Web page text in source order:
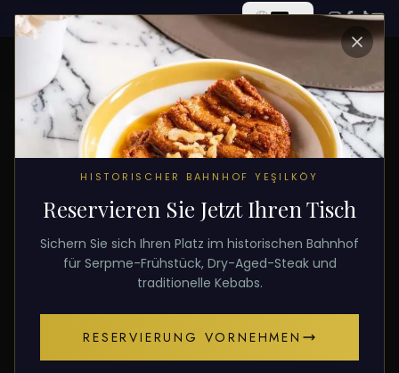
ALLE BEITRÄGE
RAMADAN 6. Februar 2026
Ramadan-Menü Istanbul
Ramadan-Menü in Istanbul: Iftar mit 4 Menüs im
historischen Bahnhof von Mahsun Usta. Ab .
HISTORISCHER BAHNHOF YEŞILKÖY
Reservieren Sie Jetzt Ihren Tisch
Sichern Sie sich Ihren Platz im historischen Bahnhof
für Serpme-Frühstück, Dry-Aged-Steak und
traditionelle Kebabs.
RESERVIERUNG VORNEHMEN